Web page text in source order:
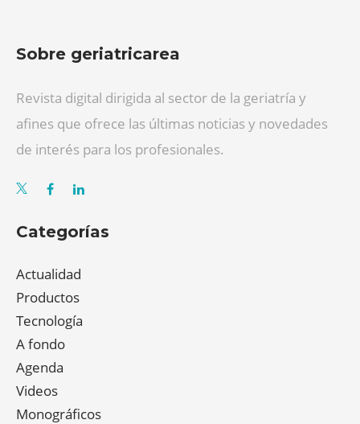
Sobre geriatricarea
Revista digital dirigida al sector de la geriatría y
afines que ofrece las últimas noticias y novedades
de interés para los profesionales.
Categorías
Actualidad
Productos
Tecnología
A fondo
Agenda
Videos
Monográficos